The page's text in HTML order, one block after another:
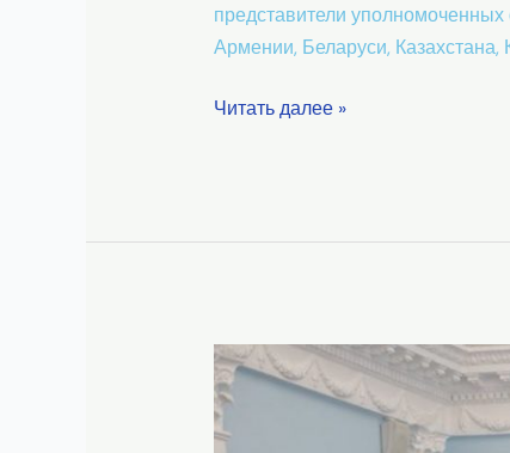
представители
Армении, Беларуси, Казахстана,
Читать далее »
Делегация
Государственного
комитета